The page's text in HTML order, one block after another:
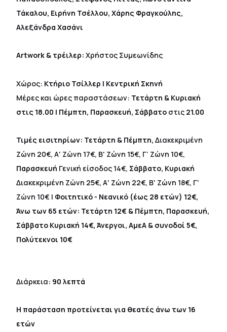
Τάκαλου, Ειρήνη Τσέλλου, Χάρης Φραγκούλης,
Αλεξάνδρα Χασάνι
Artwork & τρέιλερ: Χρήστος Συμεωνίδης
Χώρος: Κτήριο Τσίλλερ | Κεντρική Σκηνή
Μέρες και ώρες παραστάσεων: Τετάρτη & Κυριακή
στις 18.00 | Πέμπτη, Παρασκευή, Σάββατο στις 21.00
Τιμές εισιτηρίων: Τετάρτη & Πέμπτη,Διακεκριμένη
Ζώνη 20€, Α' Ζώνη 17€, Β' Ζώνη 15€, Γ’ Ζώνη 10€,
Παρασκευή Γενική είσοδος 14€, Σάββατο, Κυριακή
Διακεκριμένη Ζώνη 25€, Α' Ζώνη 22€, Β' Ζώνη 18€, Γ'
Ζώνη 10€ | Φοιτητικό - Νεανικό (έως 28 ετών) 12€,
Άνω των 65 ετών: Τετάρτη 12€ & Πέμπτη, Παρασκευή,
Σάββατο Κυριακή 14€, Άνεργοι, ΑμεΑ & συνοδοί 5€,
Πολύτεκνοι 10€
Διάρκεια: 90 λεπτά
Η παράσταση προτείνεται για θεατές άνω των 16
ετών